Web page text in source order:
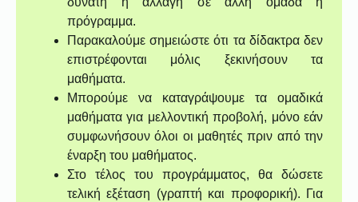
πρόγραμμα.
Παρακαλούμε σημειώστε ότι τα δίδακτρα δεν
επιστρέφονται μόλις ξεκινήσουν τα
μαθήματα.
Μπορούμε να καταγράψουμε τα ομαδικά
μαθήματα για μελλοντική προβολή, μόνο εάν
συμφωνήσουν όλοι οι μαθητές πριν από την
έναρξη του μαθήματος.
Στο τέλος του προγράμματος, θα δώσετε
τελική εξέταση (γραπτή και προφορική). Για